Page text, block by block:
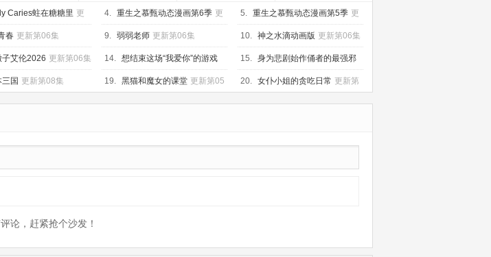
儿rua秃
Caries蛀在糖糖里 更 4. 重生之慕甄动态漫画第6季 更
新第40集
5. 重生之慕甄动态漫画第5季 更
新第20集
春 更新第06集 9. 弱弱老师 更新第06集 10. 神之水滴动画版 更新第06集
子艾伦2026 更新第06集 14. 想结束这场“我爱你”的游戏
更新第05集
15. 身为悲剧始作俑者的最强邪
恶BOSS女王为民竭心尽力。第 更
新第06集
三国 更新第08集 19. 黑猫和魔女的课堂 更新第05
集
20. 女仆小姐的贪吃日常 更新第
08集
论，赶紧抢个沙发！